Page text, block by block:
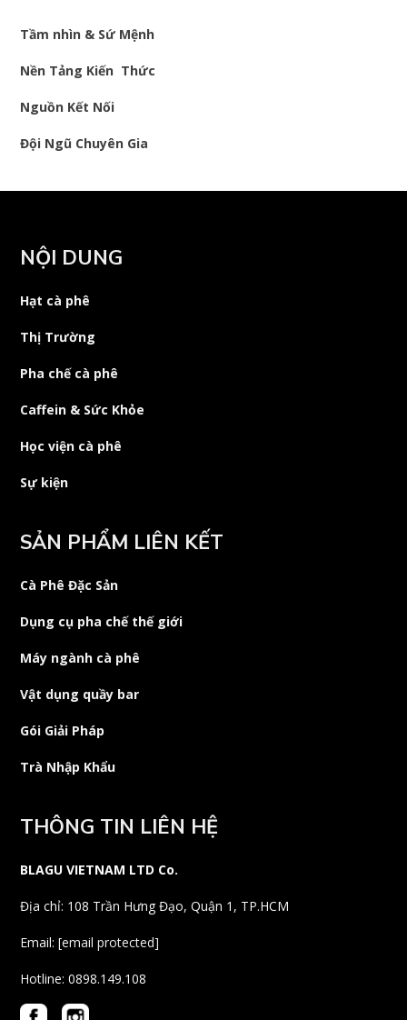
Tầm nhìn & Sứ Mệnh
Nền Tảng Kiến Thức
Nguồn Kết Nối
Đội Ngũ Chuyên Gia
NỘI DUNG
Hạt cà phê
Thị Trường
Pha chế cà phê
Caffein & Sức Khỏe
Học viện cà phê
Sự kiện
SẢN PHẨM LIÊN KẾT
Cà Phê Đặc Sản
Dụng cụ pha chế thế giới
Máy ngành cà phê
Vật dụng quầy bar
Gói Giải Pháp
Trà Nhập Khẩu
THÔNG TIN LIÊN HỆ
BLAGU VIETNAM LTD Co.
Địa chỉ: 108 Trần Hưng Đạo, Quận 1, TP.HCM
Email:[email protected]
Hotline: 0898.149.108